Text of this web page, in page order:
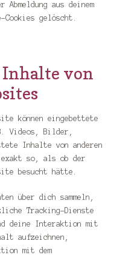
aus deinem
Cookies gelöscht.
Inhalte von
können eingebettete
Videos, Bilder,
Inhalte von anderen
so, als ob der
besucht hätte.
über dich sammeln,
Tracking-Dienste
deine Interaktion mit
aufzeichnen,
mit dem